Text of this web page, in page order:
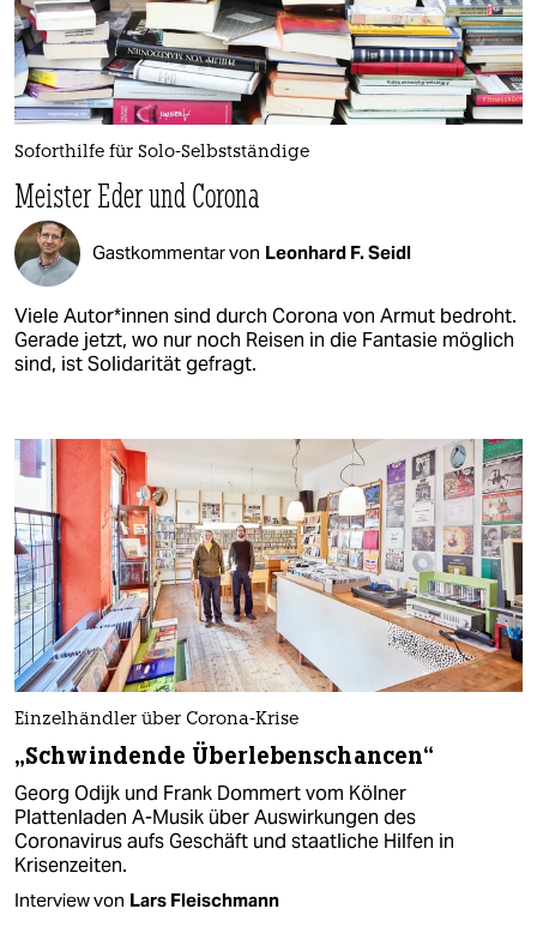
Soforthilfe für Solo-Selbstständige
Meister Eder und Corona
Gastkommentar von Leonhard F. Seidl
Viele Autor*innen sind durch Corona von Armut bedroht.
Gerade jetzt, wo nur noch Reisen in die Fantasie möglich
sind, ist Solidarität gefragt.
Einzelhändler über Corona-Krise
„Schwindende Überlebenschancen“
Georg Odijk und Frank Dommert vom Kölner
Plattenladen A-Musik über Auswirkungen des
Coronavirus aufs Geschäft und staatliche Hilfen in
Krisenzeiten.
Interview von Lars Fleischmann